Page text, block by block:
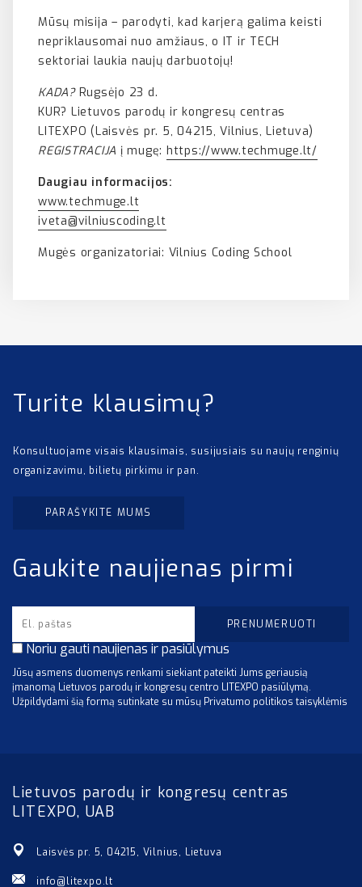
Mūsų misija – parodyti, kad karjerą galima keisti
nepriklausomai nuo amžiaus, o IT ir TECH
sektoriai laukia naujų darbuotojų!
KADA?Rugsėjo 23 d.
KUR? Lietuvos parodų ir kongresų centras
LITEXPO (Laisvės pr. 5, 04215, Vilnius, Lietuva)
REGISTRACIJA į mugę: https://www.techmuge.lt/
Daugiau informacijos:
www.techmuge.lt
iveta@vilniuscoding.lt
Mugės organizatoriai: Vilnius Coding School
Turite klausimų?
Konsultuojame visais klausimais, susijusiais su naujų renginių
organizavimu, bilietų pirkimu ir pan.
PARAŠYKITE MUMS
Gaukite naujienas pirmi
Noriu gauti naujienas ir pasiūlymus
Jūsų asmens duomenys renkami siekiant pateikti Jums geriausią
įmanomą Lietuvos parodų ir kongresų centro LITEXPO pasiūlymą.
Užpildydami šią formą sutinkate su mūsų Privatumo politikos taisyklėmis
Lietuvos parodų ir kongresų centras
LITEXPO, UAB
Laisvės pr. 5, 04215, Vilnius, Lietuva
info@litexpo.lt